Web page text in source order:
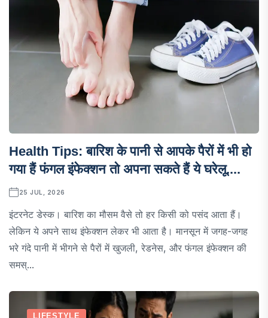
Health Tips: बारिश के पानी से आपके पैरों में भी हो
गया हैं फंगल इंफेक्शन तो अपना सकते हैं ये घरेलू....
25 JUL, 2026
इंटरनेट डेस्क। बारिश का मौसम वैसे तो हर किसी को पसंद आता हैं।
लेकिन ये अपने साथ इंफेक्शन लेकर भी आता है। मानसून में जगह-जगह
भरे गंदे पानी में भीगने से पैरों में खुजली, रेडनेस, और फंगल इंफेक्शन की
समस्...
LIFESTYLE